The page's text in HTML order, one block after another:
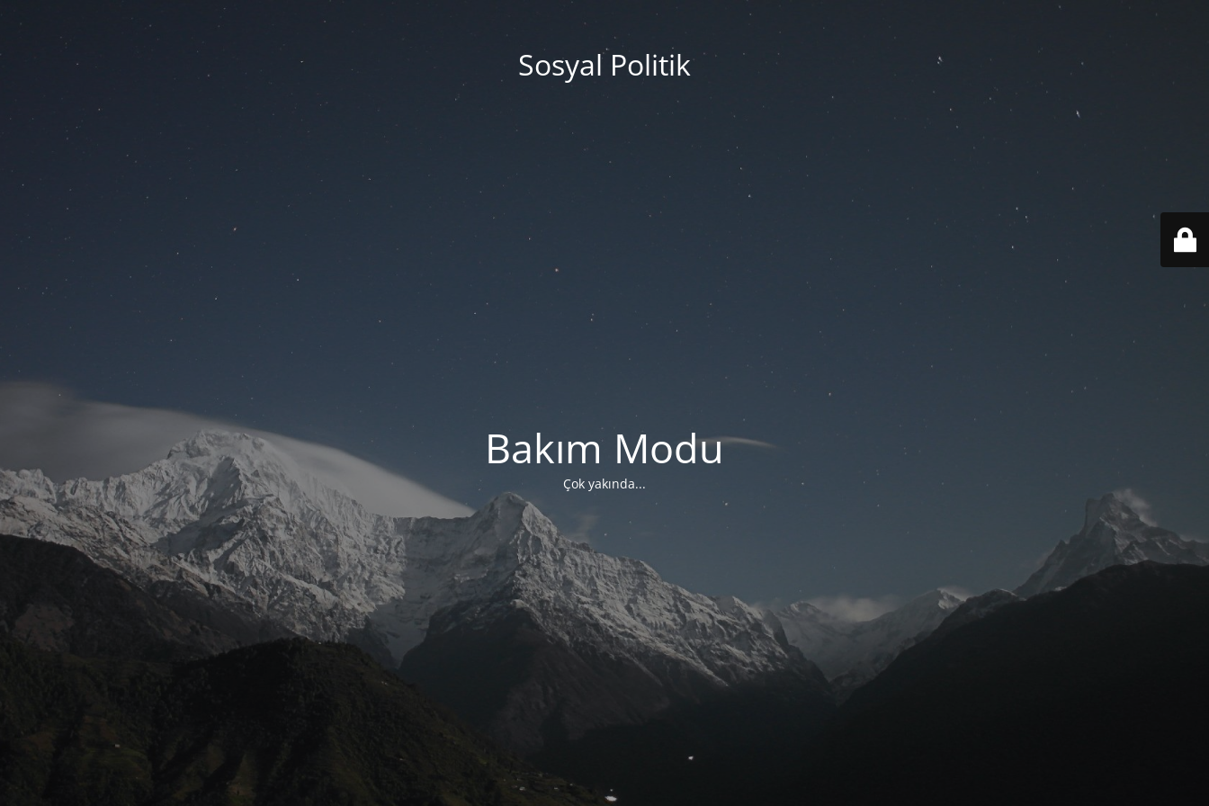
Sosyal Politik
Bakım Modu
Çok yakında...